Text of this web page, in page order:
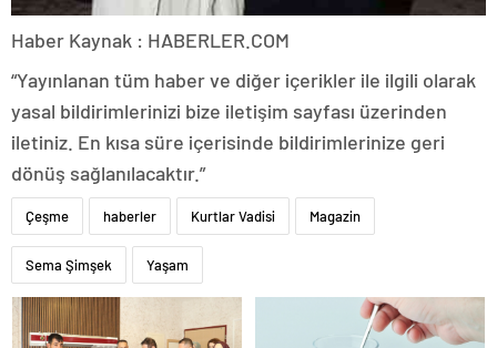
Haber Kaynak : HABERLER.COM
“Yayınlanan tüm haber ve diğer içerikler ile ilgili olarak
yasal bildirimlerinizi bize iletişim sayfası üzerinden
iletiniz. En kısa süre içerisinde bildirimlerinize geri
dönüş sağlanılacaktır.”
Çeşme haberler Kurtlar Vadisi Magazin
Sema Şimşek Yaşam